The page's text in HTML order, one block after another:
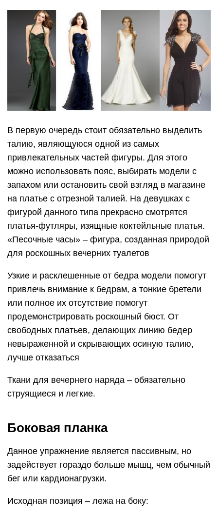
В первую очередь стоит обязательно выделить
талию, являющуюся одной из самых
привлекательных частей фигуры. Для этого
можно использовать пояс, выбирать модели с
запахом или остановить свой взгляд в магазине
на платье с отрезной талией. На девушках с
фигурой данного типа прекрасно смотрятся
платья-футляры, изящные коктейльные платья.
«Песочные часы» – фигура, созданная природой
для роскошных вечерних туалетов
Узкие и расклешенные от бедра модели помогут
привлечь внимание к бедрам, а тонкие бретели
или полное их отсутствие помогут
продемонстрировать роскошный бюст. От
свободных платьев, делающих линию бедер
невыраженной и скрывающих осиную талию,
лучше отказаться
Ткани для вечернего наряда – обязательно
струящиеся и легкие.
Боковая планка
Данное упражнение является пассивным, но
задействует гораздо больше мышц, чем обычный
бег или кардионагрузки.
Исходная позиция – лежа на боку: